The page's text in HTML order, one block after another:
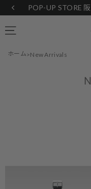
content
POP-UP STORE
ホーム New Arrivals